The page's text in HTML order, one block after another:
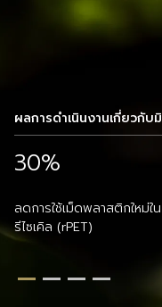
ผลการดำเนินงานเกี่ยวกั
30%
ลดการใช้เม็ดพลาสติกใหม่
รีไซเคิล (rPET)
100%
การทบทวนความเสี่ยงด้า
5 ดาว
จากการประเมิน CGR ปี